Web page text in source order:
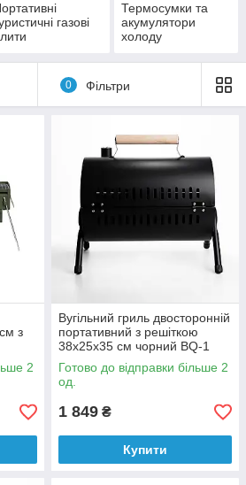
газові
Термосумки та
акумулятори
холоду
0 Фільтри
з
2
Вугільний гриль двосторонній
портативний з решіткою
38х25х35 см чорний BQ-1
Готово до відправки більше 2
од.
1 849 ₴
Купити